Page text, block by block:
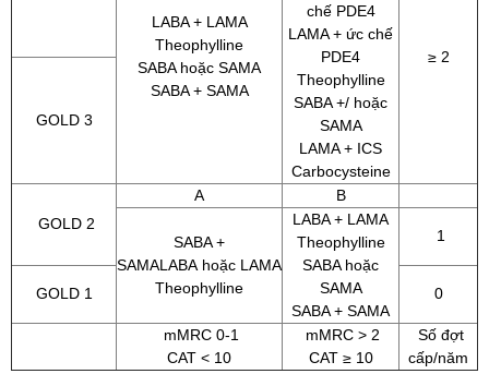
LABA + LAMA
Theophylline
SABA hoặc SAMA
SABA + SAMA
chế PDE4
LAMA + ức chế
PDE4
Theophylline
SABA +/ hoặc
SAMA
LAMA + ICS
Carbocysteine
≥ 2
GOLD 3
GOLD 2
A B
SABA +
SAMALABA hoặc LAMA
Theophylline
LABA + LAMA
Theophylline
SABA hoặc
SAMA
SABA + SAMA
1
GOLD 1 0
mMRC 0-1
CAT < 10
mMRC > 2
CAT ≥ 10
Số đợt
cấp/năm